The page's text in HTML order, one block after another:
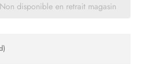
Non disponible en retrait magasin